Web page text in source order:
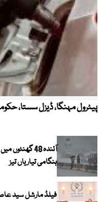
پیٹرول مہنگا، ڈیزل سستا،
آئندہ 48
ہنگامی تیاریاں تیز
فیلڈ مارشل سید